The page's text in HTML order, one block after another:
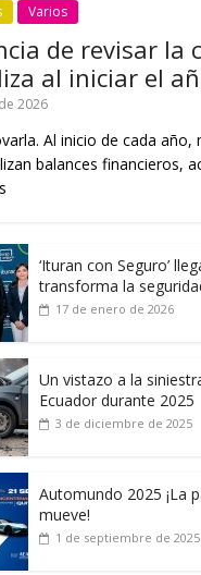
Varios
de revisar la
al iniciar el
2026
Al inicio de cada año,
balances financieros,
‘Ituran con Seguro’
transforma la
17 de enero de 2026
Un vistazo a la
Ecuador durante 2025
3 de diciembre de 2025
Automundo 2025 ¡La
mueve!
1 de septiembre de 2025